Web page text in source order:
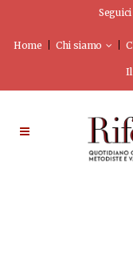
Seguici
Home Chi siamo
Il